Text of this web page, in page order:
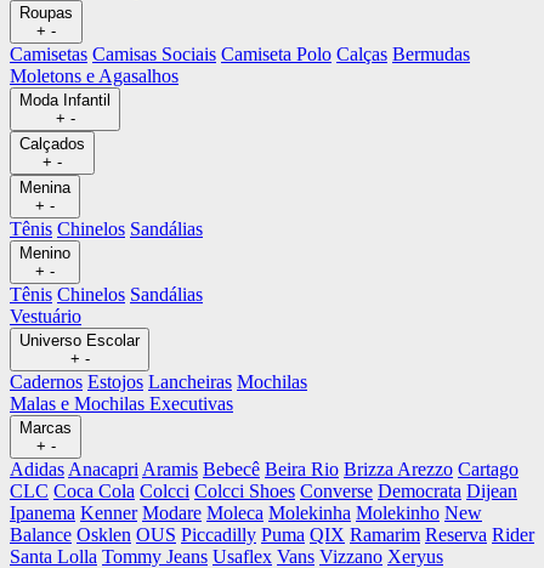
Roupas
+ -
Camisetas Camisas Sociais Camiseta Polo Calças Bermudas
Moletons e Agasalhos
Moda Infantil
+ -
Calçados
+ -
Menina
+ -
Tênis Chinelos Sandálias
Menino
+ -
Tênis Chinelos Sandálias
Vestuário
Universo Escolar
+ -
Cadernos Estojos Lancheiras Mochilas
Malas e Mochilas Executivas
Marcas
+ -
Adidas Anacapri Aramis Bebecê Beira Rio Brizza Arezzo Cartago
CLC Coca Cola Colcci Colcci Shoes Converse Democrata Dijean
Ipanema Kenner Modare Moleca Molekinha Molekinho New
Balance Osklen OUS Piccadilly Puma QIX Ramarim Reserva Rider
Santa Lolla Tommy Jeans Usaflex Vans Vizzano Xeryus